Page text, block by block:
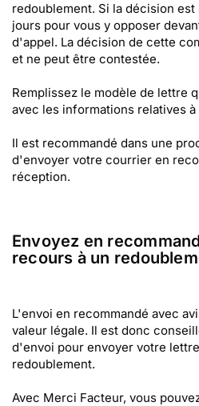
redoublement. Si la décision
jours pour vous y opposer
d'appel. La décision de cette
et ne peut être contestée.
Remplissez le modèle de lettre
avec les informations relatives
Il est recommandé dans une
d'envoyer votre courrier en
réception.
Envoyez en
recours à un
L'envoi en recommandé avec
valeur légale. Il est donc
d'envoi pour envoyer votre
redoublement.
Avec Merci Facteur, vous